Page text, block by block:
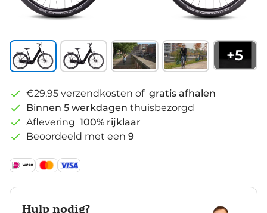
+5
€29,95 verzendkosten of gratis afhalen
Binnen 5 werkdagen thuisbezorgd
Aflevering 100% rijklaar
Beoordeeld met een 9
Hulp nodig?